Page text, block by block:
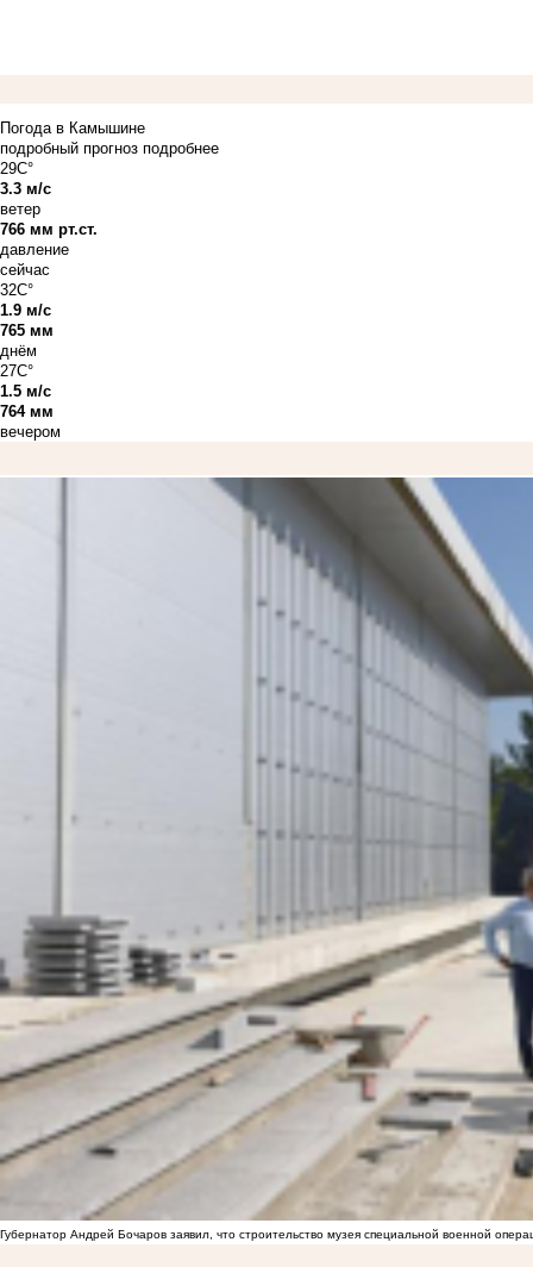
Погода в Камышине
подробный прогноз подробнее
29C°
3.3 м/с
ветер
766 мм рт.ст.
давление
сейчас
32C°
1.9 м/с
765 мм
днём
27C°
1.5 м/с
764 мм
вечером
Губернатор Андрей Бочаров заявил, что строительство музея специальной военной